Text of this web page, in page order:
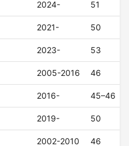
2024- 51
2021- 50
2023- 53
2005-2016 46
2016- 45–46
2019- 50
2002-2010 46